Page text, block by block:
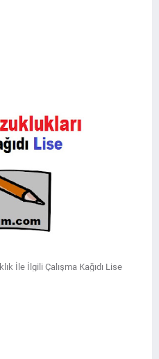
İle İlgili Çalışma Kağıdı Lise